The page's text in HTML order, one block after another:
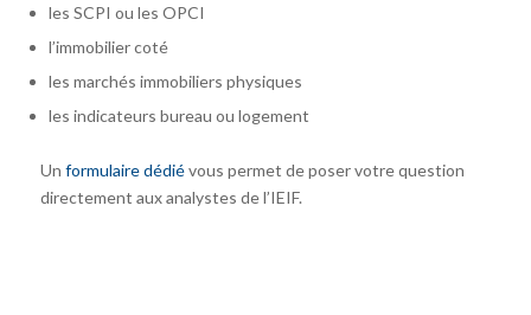
les SCPI ou les OPCI
l’immobilier coté
les marchés immobiliers physiques
les indicateurs bureau ou logement
Un formulaire dédiévous permet de poser votre question
directement aux analystes de l’IEIF.